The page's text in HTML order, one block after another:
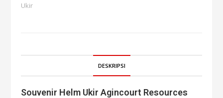
Ukir
DESKRIPSI
Souvenir Helm Ukir Agincourt Resources